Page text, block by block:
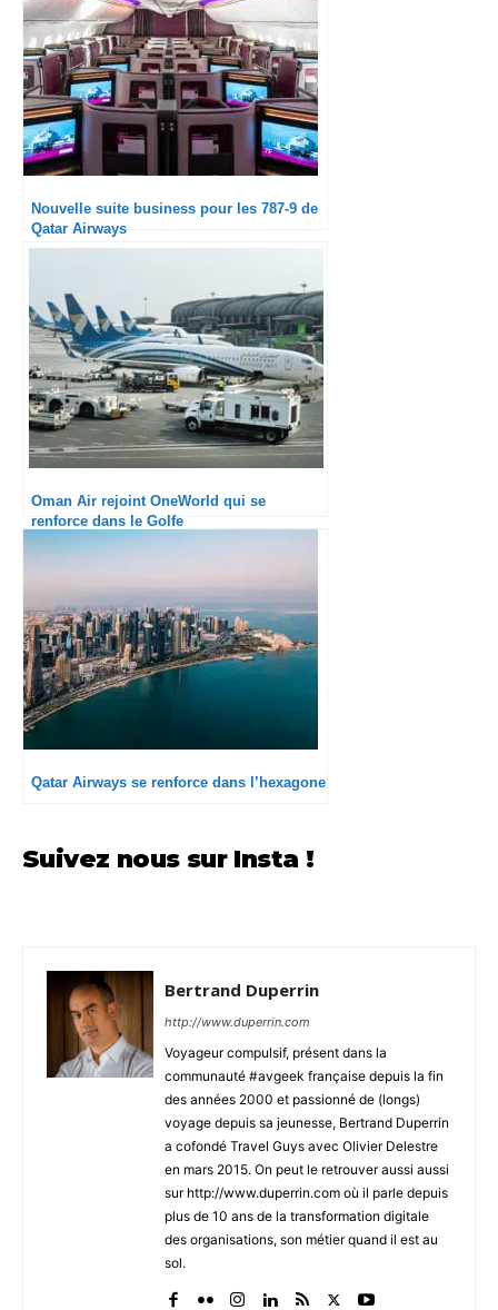
Nouvelle suite business pour les 787-9 de
Qatar Airways
Oman Air rejoint OneWorld qui se
renforce dans le Golfe
Qatar Airways se renforce dans l’hexagone
Suivez nous sur Insta !
Bertrand Duperrin
http://www.duperrin.com
Voyageur compulsif, présent dans la
communauté #avgeek française depuis la fin
des années 2000 et passionné de (longs)
voyage depuis sa jeunesse, Bertrand Duperrin
a cofondé Travel Guys avec Olivier Delestre
en mars 2015. On peut le retrouver aussi aussi
sur http://www.duperrin.com où il parle depuis
plus de 10 ans de la transformation digitale
des organisations, son métier quand il est au
sol.